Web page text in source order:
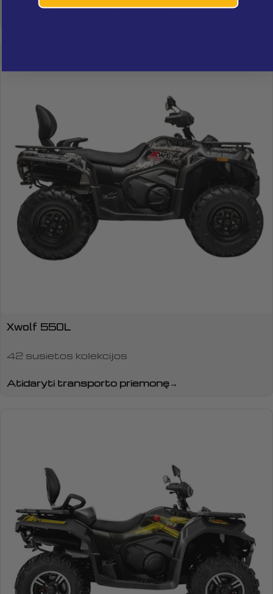
Xwolf 550L
42 susietos kolekcijos
Atidaryti transporto priemonę